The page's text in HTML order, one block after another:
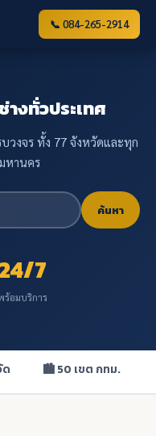
📞 084-265-2914
างทั่วประเทศ
วงจร ทั้ง 77 จังหวัดและทุก
หานคร
ค้นหา
24/7
ร้อมบริการ
🏙️ 50 เขต กทม.